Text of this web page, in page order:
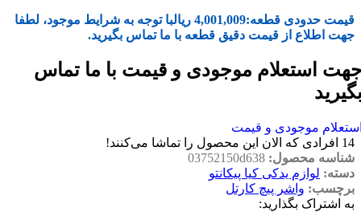
قیمت حدودی قطعه:4,001,009 ریالبا توجه به شرایط موجود، لطفا
جهت اطلاع از قیمت دقیق قطعه با ما تماس بگیرید.
استعلام موجودی و قیمت با ما تماس
موجودی و قیمت
14 افرادی که الان این محصول را تماشا می‌کنند!
شناسه محصول: 03752150d638
دسته: لوازم یدکی کیا پیکانتو
برچسب: واشر پیچ کارتل
به اشتراک بگذارید: